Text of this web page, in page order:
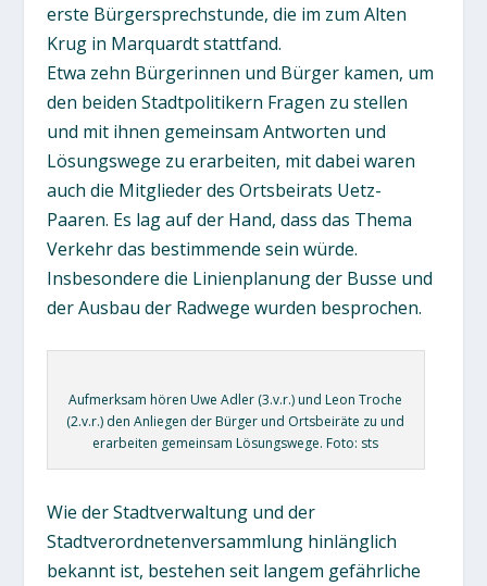
erste Bürgersprechstunde, die im zum Alten
Krug in Marquardt stattfand.
Etwa zehn Bürgerinnen und Bürger kamen, um
den beiden Stadtpolitikern Fragen zu stellen
und mit ihnen gemeinsam Antworten und
Lösungswege zu erarbeiten, mit dabei waren
auch die Mitglieder des Ortsbeirats Uetz-
Paaren. Es lag auf der Hand, dass das Thema
Verkehr das bestimmende sein würde.
Insbesondere die Linienplanung der Busse und
der Ausbau der Radwege wurden besprochen.
Aufmerksam hören Uwe Adler (3.v.r.) und Leon Troche
(2.v.r.) den Anliegen der Bürger und Ortsbeiräte zu und
erarbeiten gemeinsam Lösungswege. Foto: sts
Wie der Stadtverwaltung und der
Stadtverordnetenversammlung hinlänglich
bekannt ist, bestehen seit langem gefährliche